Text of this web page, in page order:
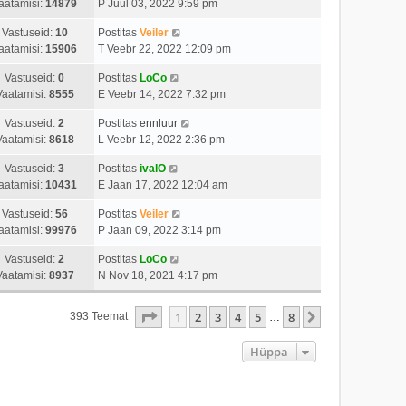
14879
P Juul 03, 2022 9:59 pm
Vastuseid: 10
15906
Postitas Veiler
T Veebr 22, 2022 12:09 pm
Vastuseid: 0
8555
Postitas LoCo
E Veebr 14, 2022 7:32 pm
Vastuseid: 2
8618
Postitas ennluur
L Veebr 12, 2022 2:36 pm
Vastuseid: 3
10431
Postitas ivalO
E Jaan 17, 2022 12:04 am
Vastuseid: 56
99976
Postitas Veiler
P Jaan 09, 2022 3:14 pm
Vastuseid: 2
8937
Postitas LoCo
N Nov 18, 2021 4:17 pm
393 Teemat . Leht8 -st
1 2 3 4 5 … 8
Hüppa